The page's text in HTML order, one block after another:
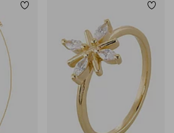
Lägg till i favoriter